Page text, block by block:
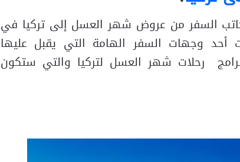
السفر من عروض شهر العسل إلى تركيا في
وجهات السفر الهامة التي يقبل عليها
رحلات شهر العسل لتركيا والتي ستكون